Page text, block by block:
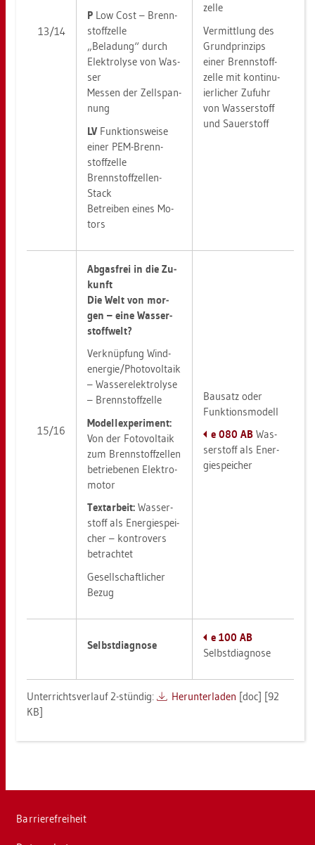
13/14
P Low Cost – Brenn­
stoff­zel­le
„Be­la­dung“ durch
Elek­tro­ly­se von Was­
ser
Mes­sen der Zell­span­
nung
LV Funk­ti­ons­wei­se
einer PEM-Brenn­
stoff­zel­le
Brenn­stoff­zel­len-
Stack
Be­trei­ben eines Mo­
tors
zel­le
Ver­mitt­lung des
Grund­prin­zips
einer Brenn­stoff­
zel­le mit kon­ti­nu­
ier­li­cher Zu­fuhr
von Was­ser­stoff
und Sau­er­stoff
15/16
Ab­gas­frei in die Zu­
kunft
Die Welt von mor­
gen – eine Was­ser­
stoff­welt?
Ver­knüp­fung Wind­
ener­gie/Pho­to­vol­ta­ik
– Was­ser­elek­tro­ly­se
– Brenn­stoff­zel­le
Mo­del­l­ex­pe­ri­ment:
Von der Fo­to­vol­ta­ik
zum Brenn­stoff­zel­len
be­trie­be­nen Elek­tro­
mo­tor
Text­ar­beit: Was­ser­
stoff als En­er­gie­spei­
cher – kon­tro­vers
be­trach­tet
Ge­sell­schaft­li­cher
Bezug
Bau­satz oder
Funk­ti­ons­mo­dell
e 080 AB Was­
ser­stoff als En­er­
gie­spei­cher
Selbst­dia­gno­se
e 100 AB
Selbst­dia­gno­se
Un­ter­richts­ver­lauf 2-stün­dig: Her­un­ter­la­den [doc] [92
KB]
Bar­rie­re­frei­heit